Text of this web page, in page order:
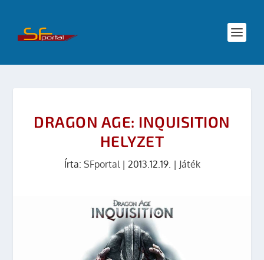
DRAGON AGE: INQUISITION
HELYZET
Írta: SFportal| 2013.12.19. | Játék